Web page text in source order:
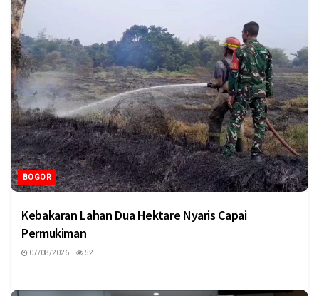
BOGOR
Kebakaran Lahan Dua Hektare Nyaris Capai
Permukiman
07/08/2026 52